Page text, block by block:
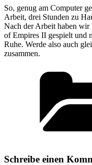
So, genug am Computer
Arbeit, drei Stunden zu
Nach der Arbeit haben wir
of Empires II gespielt und
Ruhe. Werde also auch
zusammen.
Schreibe einen